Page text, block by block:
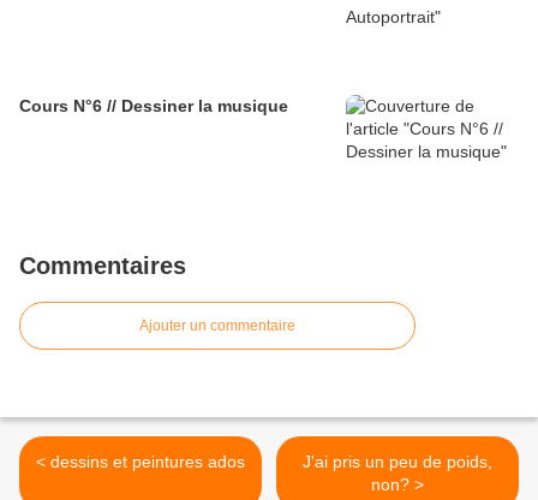
Cours N°6 // Dessiner la musique
Commentaires
Ajouter un commentaire
< dessins et peintures ados
J'ai pris un peu de poids,
non? >